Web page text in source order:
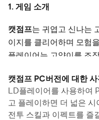
1. 게임 소개
캣점프는 귀엽고 신나는
이지를 클리어하며 모험
플레이어는 고양이를 조
이템을 획득하며 점프를
니다. 게임은 단순하면서
하며, 게임을 진행하면서
어의 도전 정신을 자극합
캣점프 PC버전에 대한
LD플레이어를 사용하여
고 플레이하면 더 넓은
전투 스킬과 이펙트를 즐